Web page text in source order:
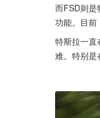
而FSD则是
功能。目前
特斯拉一直
难。特别是